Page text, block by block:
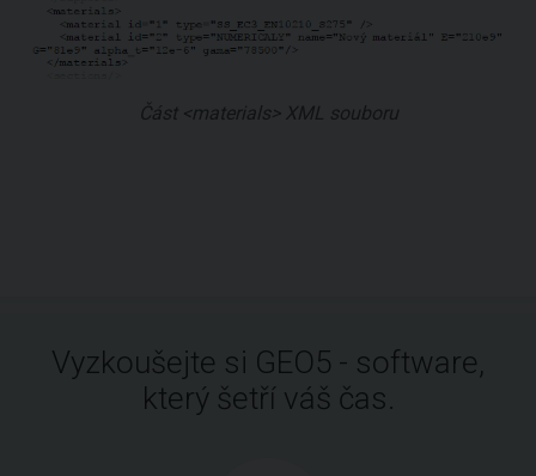
Část <materials> XML souboru
Vyzkoušejte si GEO5 - software,
který šetří váš čas.